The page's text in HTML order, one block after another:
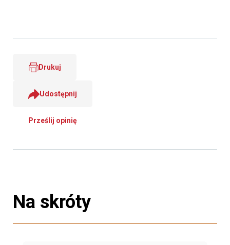
Drukuj
Udostępnij
Prześlij opinię
Na skróty